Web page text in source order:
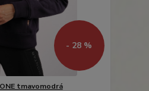
- 28 %
tmavomodrá